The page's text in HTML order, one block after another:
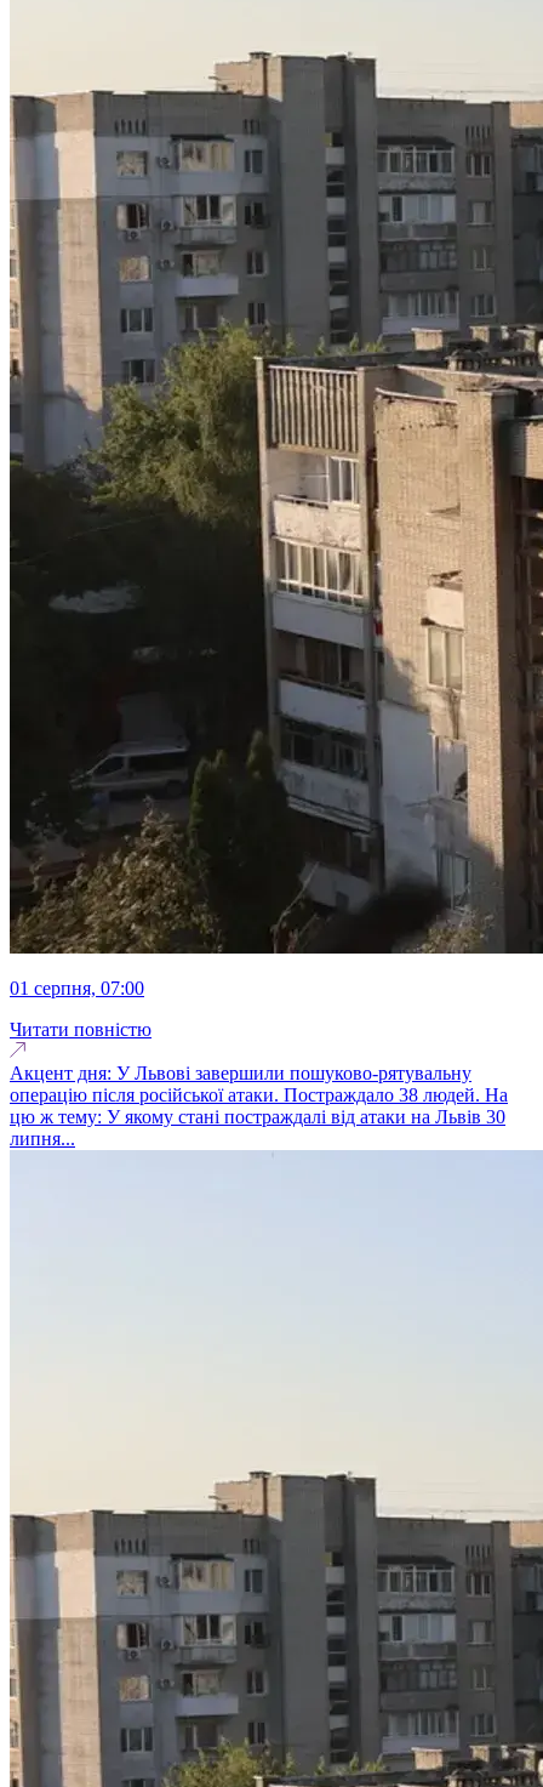
01 серпня, 07:00
Читати повністю
Акцент дня: У Львові завершили пошуково-рятувальну
операцію після російської атаки. Постраждало 38 людей. На
цю ж тему: У якому стані постраждалі від атаки на Львів 30
липня...